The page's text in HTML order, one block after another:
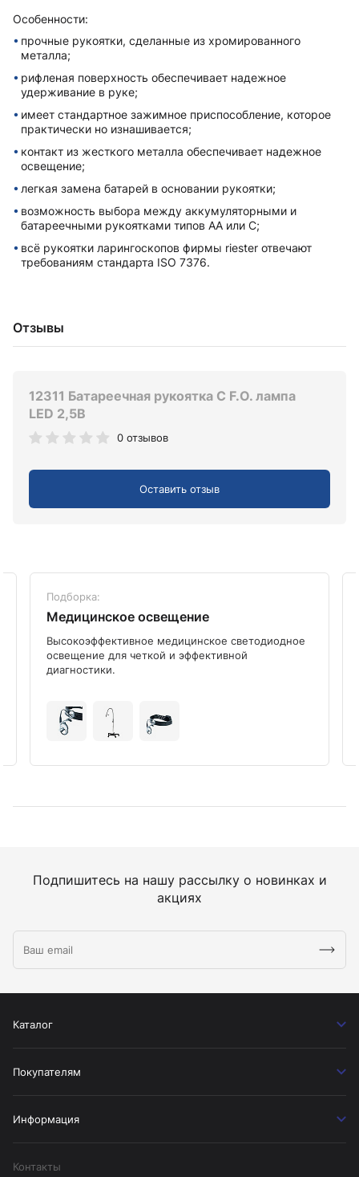
Особенности:
прочные рукоятки, сделанные из хромированного
металла;
рифленая поверхность обеспечивает надежное
удерживание в руке;
имеет стандартное зажимное приспособление, которое
практически но изнашивается;
контакт из жесткого металла обеспечивает надежное
освещение;
легкая замена батарей в основании рукоятки;
возможность выбора между аккумуляторными и
батареечными рукоятками типов AA или C;
всё рукоятки ларингоскопов фирмы riester отвечают
требованиям стандарта ISO 7376.
Отзывы
12311 Батареечная рукоятка C F.O. лампа
LED 2,5В
0 отзывов
Оставить отзыв
Подборка:
Медицинское освещение
Высокоэффективное медицинское светодиодное
освещение для четкой и эффективной
диагностики.
Подпишитесь на нашу рассылку о новинках и
акциях
Каталог
Покупателям
Информация
Контакты